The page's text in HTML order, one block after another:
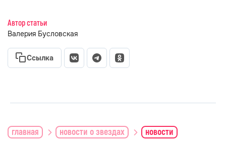
Автор статьи
Валерия Бусловская
Ссылка
главная новости о звездах новости